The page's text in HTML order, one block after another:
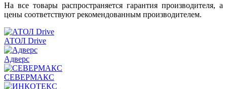
На все товары распространяется гарантия производителя, а
цены соответствуют рекомендованным производителем.
АТОЛ Drive
Адверс
СЕВЕРМАКС